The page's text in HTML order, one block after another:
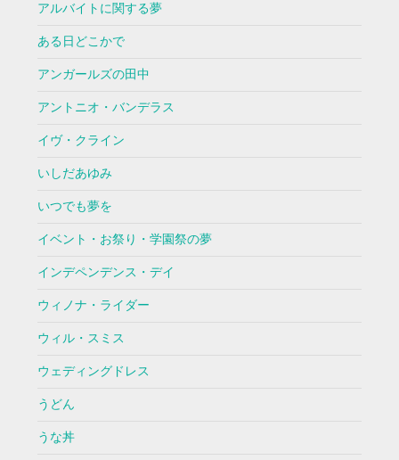
アルバイトに関する夢
ある日どこかで
アンガールズの田中
アントニオ・バンデラス
イヴ・クライン
いしだあゆみ
いつでも夢を
イベント・お祭り・学園祭の夢
インデペンデンス・デイ
ウィノナ・ライダー
ウィル・スミス
ウェディングドレス
うどん
うな丼